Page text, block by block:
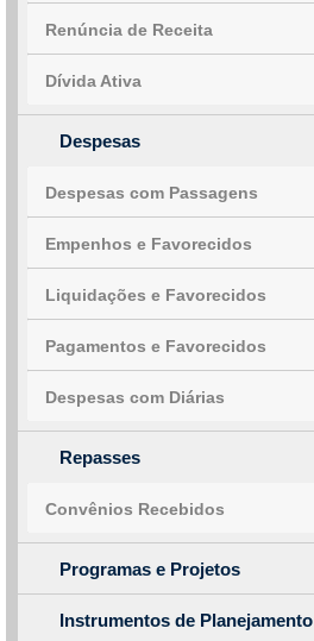
Renúncia de Receita
Dívida Ativa
Despesas
Despesas com Passagens
Empenhos e Favorecidos
Liquidações e Favorecidos
Pagamentos e Favorecidos
Despesas com Diárias
Repasses
Convênios Recebidos
Programas e Projetos
Instrumentos de Planejamento